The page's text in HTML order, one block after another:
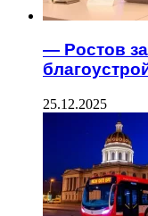
— Ростов
25.12.2025